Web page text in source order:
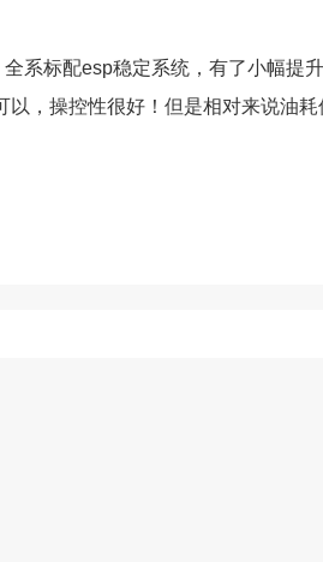
系标配esp稳定系统，有了小幅提升
，操控性很好！但是相对来说油耗
上传